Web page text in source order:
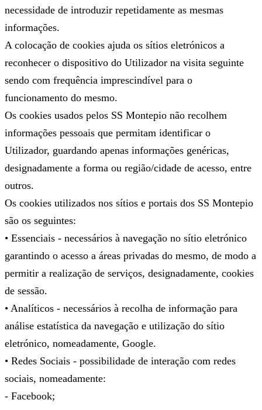
necessidade de introduzir repetidamente as mesmas
informações.
A colocação de cookies ajuda os sítios eletrónicos a
reconhecer o dispositivo do Utilizador na visita seguinte
sendo com frequência imprescindível para o
funcionamento do mesmo.
Os cookies usados pelos SS Montepio não recolhem
informações pessoais que permitam identificar o
Utilizador, guardando apenas informações genéricas,
designadamente a forma ou região/cidade de acesso, entre
outros.
Os cookies utilizados nos sítios e portais dos SS Montepio
são os seguintes:
• Essenciais - necessários à navegação no sítio eletrónico
garantindo o acesso a áreas privadas do mesmo, de modo a
permitir a realização de serviços, designadamente, cookies
de sessão.
• Analíticos - necessários à recolha de informação para
análise estatística da navegação e utilização do sítio
eletrónico, nomeadamente, Google.
• Redes Sociais - possibilidade de interação com redes
sociais, nomeadamente:
- Facebook;